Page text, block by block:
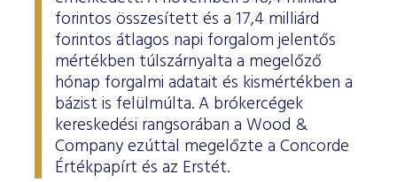
forintos összesített és a 17,4 milliárd
forintos átlagos napi forgalom jelentős
mértékben túlszárnyalta a megelőző
hónap forgalmi adatait és kismértékben a
bázist is felülmúlta. A brókercégek
kereskedési rangsorában a Wood &
Company ezúttal megelőzte a Concorde
Értékpapírt és az Erstét.